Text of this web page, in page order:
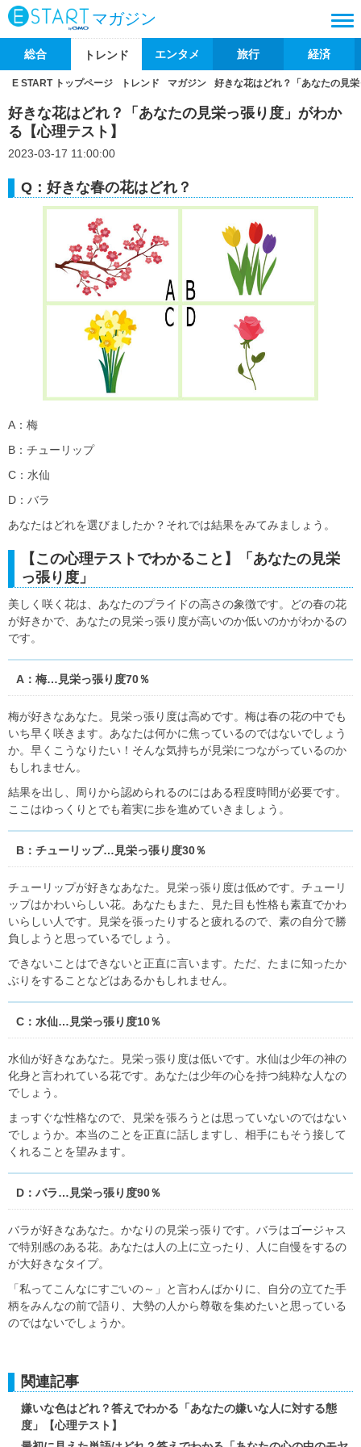
マガジン
総合 トレンド エンタメ 旅行 経済
E START トップページ トレンド マガジン 好きな花はどれ？「あなたの見
好きな花はどれ？「あなたの見栄っ張り度」がわか
る【心理テスト】
2023-03-17 11:00:00
Q：好きな春の花はどれ？
A：梅
B：チューリップ
C：水仙
D：バラ
あなたはどれを選びましたか？それでは結果をみてみましょう。
【この心理テストでわかること】「あなたの見栄
っ張り度」
美しく咲く花は、あなたのプライドの高さの象徴です。どの春の花
が好きかで、あなたの見栄っ張り度が高いのか低いのかがわかるの
です。
A：梅…見栄っ張り度70％
梅が好きなあなた。見栄っ張り度は高めです。梅は春の花の中でも
いち早く咲きます。あなたは何かに焦っているのではないでしょう
か。早くこうなりたい！そんな気持ちが見栄につながっているのか
もしれません。
結果を出し、周りから認められるのにはある程度時間が必要です。
ここはゆっくりとでも着実に歩を進めていきましょう。
B：チューリップ…見栄っ張り度30％
チューリップが好きなあなた。見栄っ張り度は低めです。チューリ
ップはかわいらしい花。あなたもまた、見た目も性格も素直でかわ
いらしい人です。見栄を張ったりすると疲れるので、素の自分で勝
負しようと思っているでしょう。
できないことはできないと正直に言います。ただ、たまに知ったか
ぶりをすることなどはあるかもしれません。
C：水仙…見栄っ張り度10％
水仙が好きなあなた。見栄っ張り度は低いです。水仙は少年の神の
化身と言われている花です。あなたは少年の心を持つ純粋な人なの
でしょう。
まっすぐな性格なので、見栄を張ろうとは思っていないのではない
でしょうか。本当のことを正直に話しますし、相手にもそう接して
くれることを望みます。
D：バラ…見栄っ張り度90％
バラが好きなあなた。かなりの見栄っ張りです。バラはゴージャス
で特別感のある花。あなたは人の上に立ったり、人に自慢をするの
が大好きなタイプ。
「私ってこんなにすごいの～」と言わんばかりに、自分の立てた手
柄をみんなの前で語り、大勢の人から尊敬を集めたいと思っている
のではないでしょうか。
関連記事
嫌いな色はどれ？答えでわかる「あなたの嫌いな人に対する態
度」【心理テスト】